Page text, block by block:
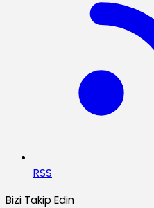
RSS
Bizi Takip Edin